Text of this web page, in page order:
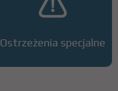
Ostrzeżenia specjalne